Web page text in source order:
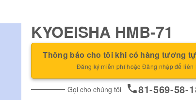
KYOEISHA HMB-71
Thông báo cho tôi khi có hàng tương
Đăng ký miễn phí hoặc Đăng nhập để liên
Gọi cho chúng tôi 81-569-58-